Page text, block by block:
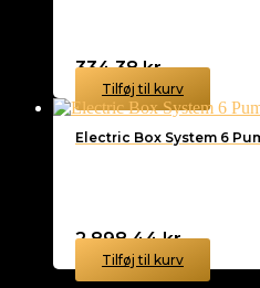
334,38kr.
Tilføj til kurv
Electric Box System 6
2.898,44kr.
Tilføj til kurv